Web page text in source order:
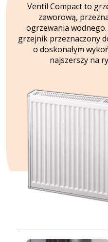
Ventil Compact to
zaworową,
ogrzewania
grzejnik przeznaczony
o doskonałym
najszerszy na